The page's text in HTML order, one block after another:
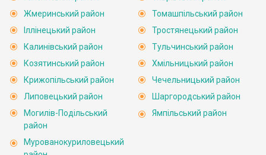
Жмеринський район
Іллінецький район
Калинівський район
Козятинський район
Крижопільський район
Липовецький район
Могилів-Подільський
район
Мурованокуриловецький
Томашпільський район
Тростянецький район
Тульчинський район
Хмільницький район
Чечельницький район
Шаргородський район
Ямпільський район